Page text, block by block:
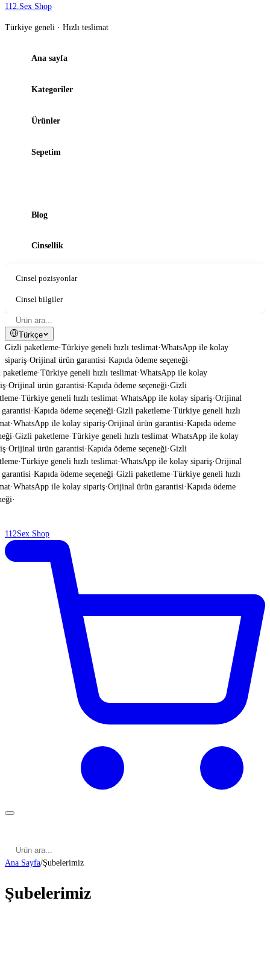
112.Sex Shop
Türkiye geneli · Hızlı teslimat
Ana sayfa
Kategoriler
Ürünler
Sepetim
Blog
Cinsellik
Cinsel pozisyonlar
Cinsel bilgiler
Türkçe
Gizli paketleme·Türkiye geneli hızlı teslimat·WhatsApp ile kolay
sipariş·Orijinal ürün garantisi·Kapıda ödeme seçeneği·
·Türkiye geneli hızlı teslimat·WhatsApp ile kolay
·Orijinal ürün garantisi·Kapıda ödeme seçeneği·Gizli
·Türkiye geneli hızlı teslimat·WhatsApp ile kolay sipariş·Orijinal
·Kapıda ödeme seçeneği·Gizli paketleme·Türkiye geneli hızlı
·WhatsApp ile kolay sipariş·Orijinal ürün garantisi·Kapıda ödeme
·Gizli paketleme·Türkiye geneli hızlı teslimat·WhatsApp ile kolay
·Orijinal ürün garantisi·Kapıda ödeme seçeneği·Gizli
·Türkiye geneli hızlı teslimat·WhatsApp ile kolay sipariş·Orijinal
·Kapıda ödeme seçeneği·Gizli paketleme·Türkiye geneli hızlı
·WhatsApp ile kolay sipariş·Orijinal ürün garantisi·Kapıda ödeme
·
112Sex Shop
Ana Sayfa/Şubelerimiz
Şubelerimiz